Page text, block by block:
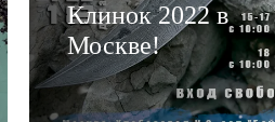
Клинок 2022 в
Москве!
ЧИТАТЬ